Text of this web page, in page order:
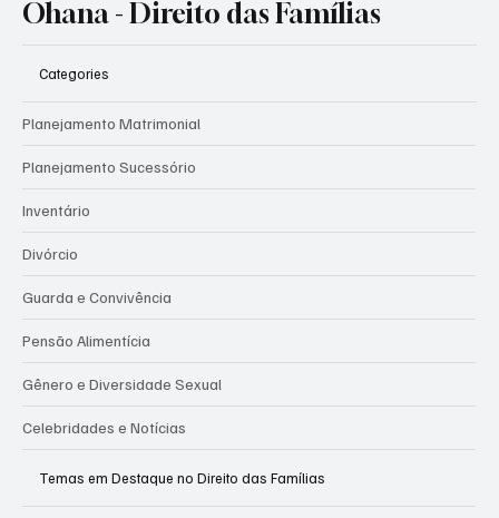
Ohana - Direito das Famílias
Categories
Planejamento Matrimonial
Planejamento Sucessório
Inventário
Divórcio
Guarda e Convivência
Pensão Alimentícia
Gênero e Diversidade Sexual
Celebridades e Notícias
Temas em Destaque no Direito das Famílias